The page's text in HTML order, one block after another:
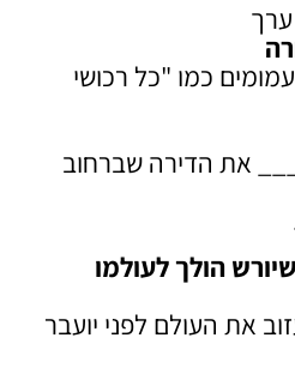
ערך
כמו "כל רכושי
את הדירה שברחוב
הולך לעולמו
את העולם לפני יועבר